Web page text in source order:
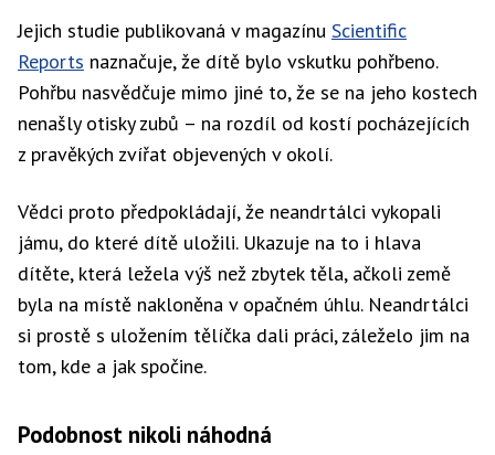
Jejich studie publikovaná v magazínu Scientific
Reports naznačuje, že dítě bylo vskutku pohřbeno.
Pohřbu nasvědčuje mimo jiné to, že se na jeho kostech
nenašly otisky zubů – na rozdíl od kostí pocházejících
z pravěkých zvířat objevených v okolí.
Vědci proto předpokládají, že neandrtálci vykopali
jámu, do které dítě uložili. Ukazuje na to i hlava
dítěte, která ležela výš než zbytek těla, ačkoli země
byla na místě nakloněna v opačném úhlu. Neandrtálci
si prostě s uložením tělíčka dali práci, záleželo jim na
tom, kde a jak spočine.
Podobnost nikoli náhodná